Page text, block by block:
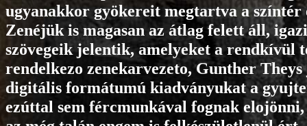
ugyanakkor gyökereit megtartva a
Zenéjük is magasan az átlag felett áll,
szövegeik jelentik, amelyeket a rendkívül
rendelkezo zenekarvezeto, Gunther
digitális formátumú kiadványukat a
ezúttal sem fércmunkával fognak